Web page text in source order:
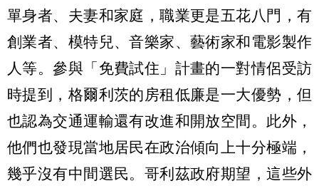
單身者、夫妻和家庭，職業更是五花八門，有
創業者、模特兒、音樂家、藝術家和電影製作
人等。參與 「 免費試住 」 計畫的一對情侶受訪
時提到， 格爾利茨的房租低廉是一大優勢，但
也認為交通運輸還有改進和開放空間 。此外，
他們也發現當地居民在政治傾向上十分極端，
幾乎沒有中間選民。哥利茲政府期望，這些外